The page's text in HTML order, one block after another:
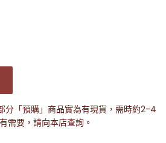
分「預購」商品實為有現貨，需時約2-4
需要，請向本店查詢。